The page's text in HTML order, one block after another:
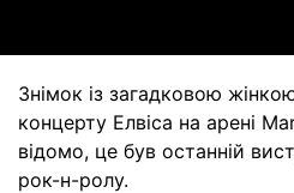
Знімок із загадковою
концерту Елвіса на арені
відомо, це був останній
рок-н-ролу.